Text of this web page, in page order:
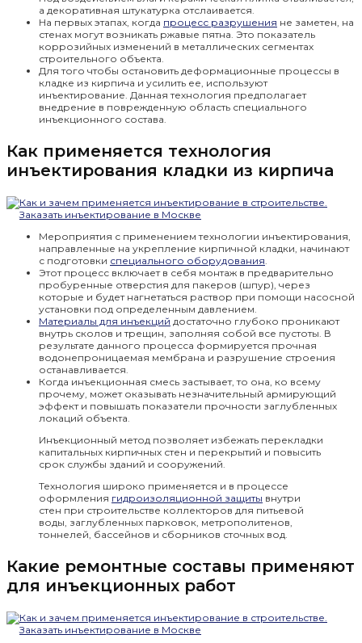
а декоративная штукатурка отслаивается.
На первых этапах, когда процесс разрушения не заметен, на
стенах могут возникать ржавые пятна. Это показатель
коррозийных изменений в металлических сегментах
строительного объекта.
Для того чтобы остановить деформационные процессы в
кладке из кирпича и усилить ее, используют
инъектирование. Данная технология предполагает
внедрение в поврежденную область специального
инъекционного состава.
Как применяется технология
инъектирования кладки из кирпича
Мероприятия с применением технологии инъектирования,
направленные на укрепление кирпичной кладки, начинают
с подготовки специального оборудования.
Этот процесс включает в себя монтаж в предварительно
пробуренные отверстия для пакеров (шпур), через
которые и будет нагнетаться раствор при помощи насосной
установки под определенным давлением.
Материалы для инъекций достаточно глубоко проникают
внутрь сколов и трещин, заполняя собой все пустоты. В
результате данного процесса формируется прочная
водонепроницаемая мембрана и разрушение строения
останавливается.
Когда инъекционная смесь застывает, то она, ко всему
прочему, может оказывать незначительный армирующий
эффект и повышать показатели прочности заглубленных
локаций объекта.
Инъекционный метод позволяет избежать перекладки
капитальных кирпичных стен и перекрытий и повысить
срок службы зданий и сооружений.
Технология широко применяется и в процессе
оформления гидроизоляционной защиты внутри
стен при строительстве коллекторов для питьевой
воды, заглубленных парковок, метрополитенов,
тоннелей, бассейнов и сборников сточных вод.
Какие ремонтные составы применяют
для инъекционных работ